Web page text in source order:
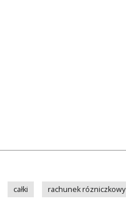
całki rachunek rózniczkowy